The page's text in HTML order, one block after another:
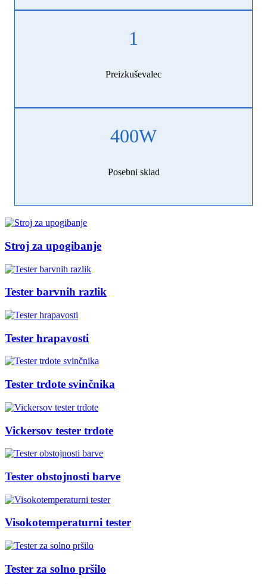
1
Preizkuševalec
400W
Posebni sklad
Stroj za upogibanje
Tester barvnih razlik
Tester hrapavosti
Tester trdote svinčnika
Vickersov tester trdote
Tester obstojnosti barve
Visokotemperaturni tester
Tester za solno pršilo